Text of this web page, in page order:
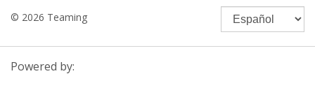
© 2026 Teaming
Powered by: